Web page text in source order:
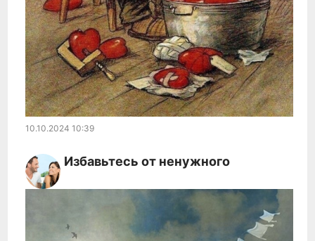
10.10.2024 10:39
Избавьтесь от ненужного